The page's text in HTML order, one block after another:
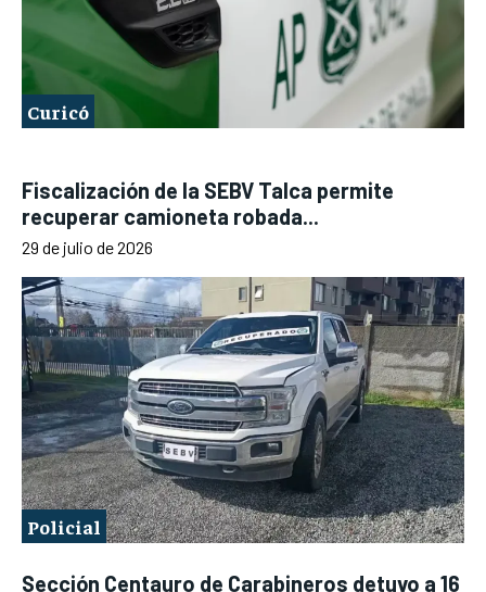
Curicó
Fiscalización de la SEBV Talca permite
recuperar camioneta robada...
29 de julio de 2026
Policial
Sección Centauro de Carabineros detuvo a 16